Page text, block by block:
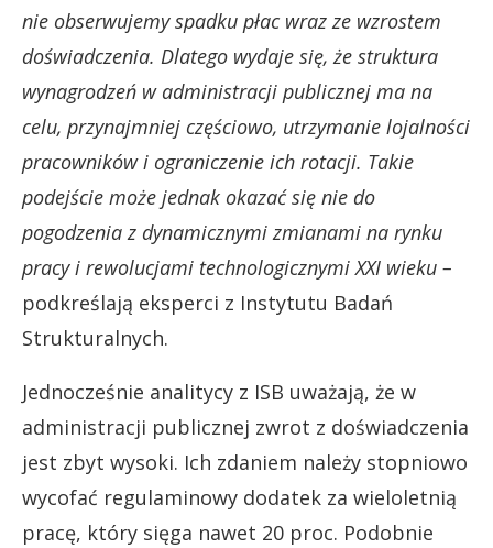
nie obserwujemy spadku płac wraz ze wzrostem
doświadczenia. Dlatego wydaje się, że struktura
wynagrodzeń w administracji publicznej ma na
celu, przynajmniej częściowo, utrzymanie lojalności
pracowników i ograniczenie ich rotacji. Takie
podejście może jednak okazać się nie do
pogodzenia z dynamicznymi zmianami na rynku
pracy i rewolucjami technologicznymi XXI wieku –
podkreślają eksperci z Instytutu Badań
Strukturalnych.
Jednocześnie analitycy z ISB uważają, że w
administracji publicznej zwrot z doświadczenia
jest zbyt wysoki. Ich zdaniem należy stopniowo
wycofać regulaminowy dodatek za wieloletnią
pracę, który sięga nawet 20 proc. Podobnie